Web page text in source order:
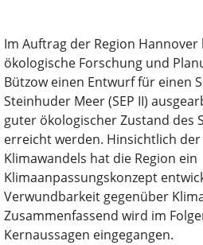
Im Auftrag der Region
ökologische Forschung und
Bützow einen Entwurf für einen
Steinhuder Meer (SEP II)
guter ökologischer Zustand des
erreicht werden. Hinsichtlich der
Klimawandels hat die Region ein
Klimaanpassungskonzept
Verwundbarkeit gegenüber
Zusammenfassend wird im
Kernaussagen eingegangen.